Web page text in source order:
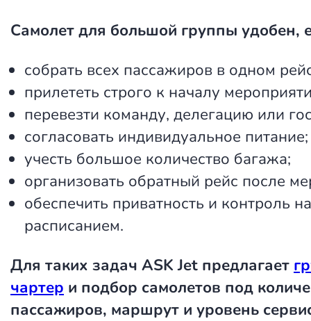
Самолет для большой группы удобен,
собрать всех пассажиров в одном
прилететь строго к началу
перевезти команду, делегацию или
согласовать индивидуальное питание;
учесть большое количество багажа;
организовать обратный рейс после
обеспечить приватность и контроль
расписанием.
Для таких задач ASK Jet предлагает
чартер и подбор самолетов под
пассажиров, маршрут и уровень